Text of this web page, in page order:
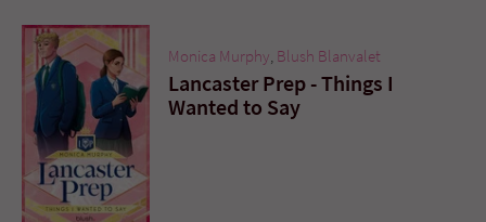
Monica Murphy, Blush Blanvalet
Lancaster Prep - Things I
Wanted to Say
Zweck
Benutzer. Es wird benötigt um z. B. den
Sicherheitscode des Kontaktformulars zu
überprüfen.